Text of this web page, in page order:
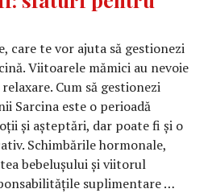
care te vor ajuta să gestionezi
Viitoarele mămici au nevoie
Cum să gestionezi
Sarcina este o perioadă
și așteptări, dar poate fi și o
Schimbările hormonale,
bebelușului și viitorul
suplimentare …